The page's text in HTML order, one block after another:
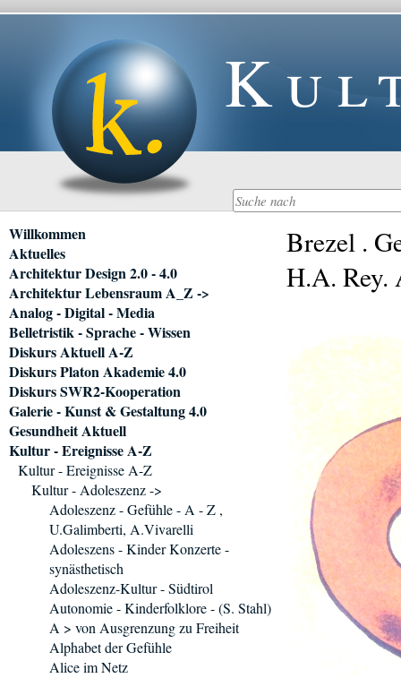
Brezel .
H.A. Rey.
Navigation
überspringen
Willkommen
Aktuelles
Architektur Design 2.0 - 4.0
Architektur Lebensraum A_Z ->
Analog - Digital - Media
Belletristik - Sprache - Wissen
Diskurs Aktuell A-Z
Diskurs Platon Akademie 4.0
Diskurs SWR2-Kooperation
Galerie - Kunst & Gestaltung 4.0
Gesundheit Aktuell
Kultur - Ereignisse A-Z
Kultur - Ereignisse A-Z
Kultur - Adoleszenz ->
Adoleszenz - Gefühle - A - Z ,
U.Galimberti, A.Vivarelli
Adoleszens - Kinder Konzerte -
synästhetisch
Adoleszenz-Kultur - Südtirol
Autonomie - Kinderfolklore - (S. Stahl)
A > von Ausgrenzung zu Freiheit
Alphabet der Gefühle
Alice im Netz